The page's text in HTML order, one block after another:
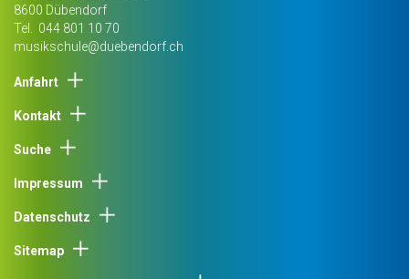
8600 Dübendorf
Tel.
044 801 10 70
musikschule@duebendorf.ch
Anfahrt
Kontakt
Suche
Impressum
Datenschutz
Sitemap